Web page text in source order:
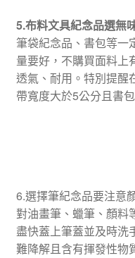
5.布料文具紀念品選無
筆袋紀念品、書包等一
量要好，不購買面料上
透氣、耐用。特別提醒
帶寬度大於5公分且書
6.選擇筆紀念品要注意
對油畫筆、蠟筆、顏料
盡快蓋上筆蓋並及時洗
難降解且含有揮發性物